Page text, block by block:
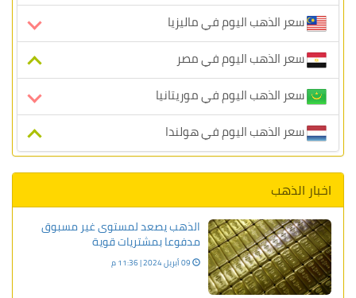
سعر الذهب اليوم في ماليزيا
سعر الذهب اليوم في مصر
سعر الذهب اليوم في موريتانيا
سعر الذهب اليوم في هولندا
اخبار الذهب
الذهب يصعد لمستوى غير مسبوق
مدفوعا بمشتريات قوية